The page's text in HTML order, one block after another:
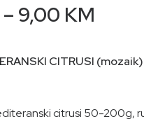
– 9,00 KM
4,70
9,00
CITRUSI (mozaik)
citrusi 50-200g,